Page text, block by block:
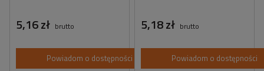
5,16 zł brutto
Powiadom o dostępności
5,18 zł brutto
Powiadom o dostępności